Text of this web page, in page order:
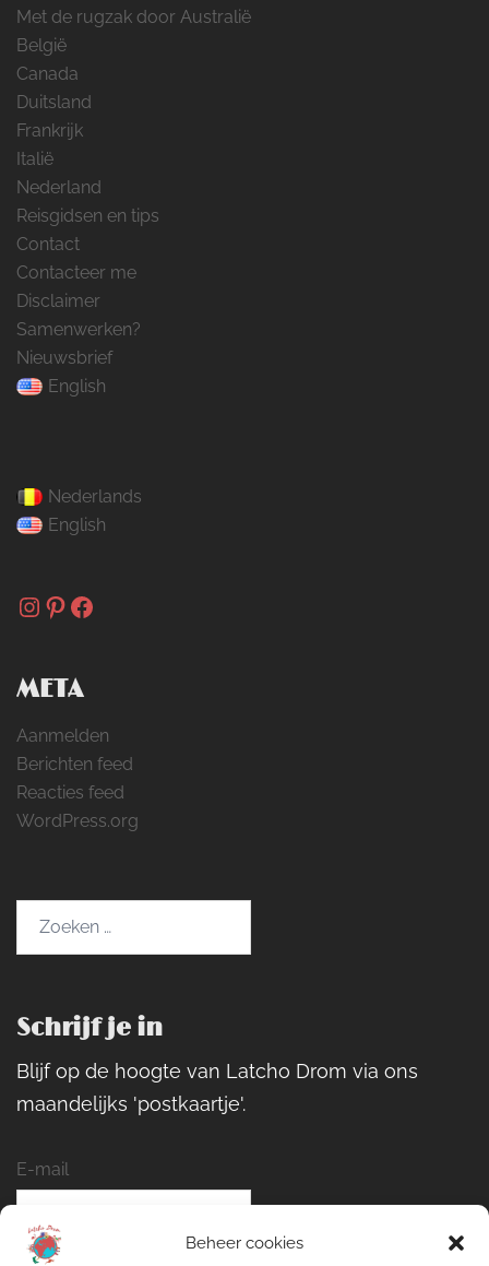
Beheer cookies
Met de rugzak door Australië
België
Canada
Duitsland
Frankrijk
Italië
Nederland
Reisgidsen en tips
Contact
Contacteer me
Disclaimer
Samenwerken?
Nieuwsbrief
English
Nederlands
English
Instagram
Pinterest
Facebook
META
Aanmelden
Berichten feed
Reacties feed
WordPress.org
Schrijf je in
Blijf op de hoogte van Latcho Drom via ons
maandelijks 'postkaartje'.
E-mail